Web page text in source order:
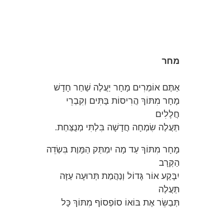
מחר
אַתֶּם אוֹמְרִים מָחָר יַעֲלֶה שַׁחַר חָדָשׁ
מָחָר מִתּוֹךְ הֲרִיסוֹת בָּתִּים וְקִבְרֵי
חֲלָלִים
תַּעֲלֶה שִׂמְחָה חֲדָשָׁה בִּלְתִּי מְנֻצַּחַת.
מָחָר מִתּוֹךְ עַד מָה יִמְתַּק הַמָּוֶת בִּשְׂדֵה
הַקְּרָב
יִבָּקַע אוֹר גָּדוֹל וְנַהֲמַת תְּרוּעָה עַזָּה
תַּעֲלֶה
תְּבַשֵּׂר אֶת בּוֹאוֹ סוֹפְסוֹף מִתּוֹךְ כָּל